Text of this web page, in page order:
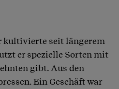
kultivierte seit längerem
er spezielle Sorten mit
gibt. Aus den
Ein Geschäft war